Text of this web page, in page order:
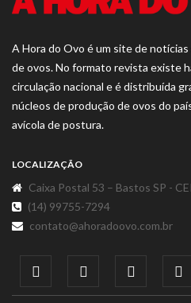
A Hora do Ovo é um site de
de ovos. No formato revista existe
circulação nacional e é distribuída
núcleos de produção de ovos do
avícola de postura.
LOCALIZAÇÃO
Caixa Postal 53 – Bastos SP -
(14) 99755-7294
contato@ahoradoovo.com.br